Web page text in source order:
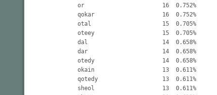
or                       16  0.752%
qokar                    16  0.752%
otal                     15  0.705%
oteey                    15  0.705%
dal                      14  0.658%
dar                      14  0.658%
otedy                    14  0.658%
okain                    13  0.611%
qotedy                   13  0.611%
sheol                    13  0.611%